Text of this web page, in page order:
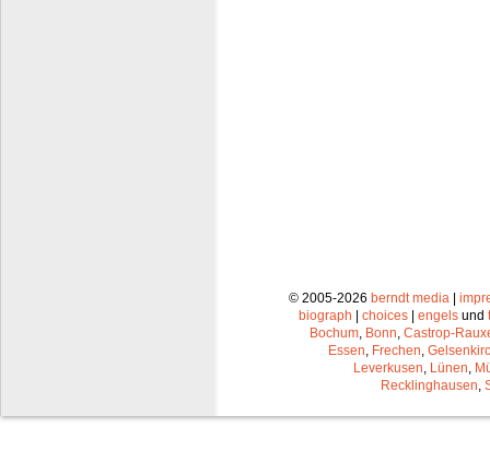
© 2005-2026 berndt media |
biograph | choices | engels und
Bochum Bonn Castrop-
Essen Frechen
Leverkusen Lünen
Recklinghausen